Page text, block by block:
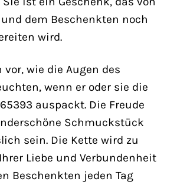
dem Beschenkten noch
wird.
wie die Augen des
wenn er oder sie die
auspackt. Die Freude
Schmuckstück
sein. Die Kette wird zu
Liebe und Verbundenheit
Beschenkten jeden Tag